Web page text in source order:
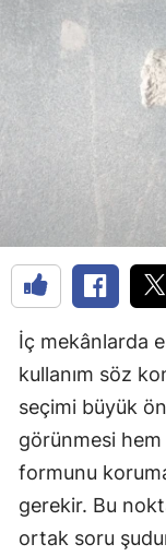
İç mekânlarda
kullanım söz
seçimi büyük
görünmesi
formunu
gerekir. Bu
ortak soru